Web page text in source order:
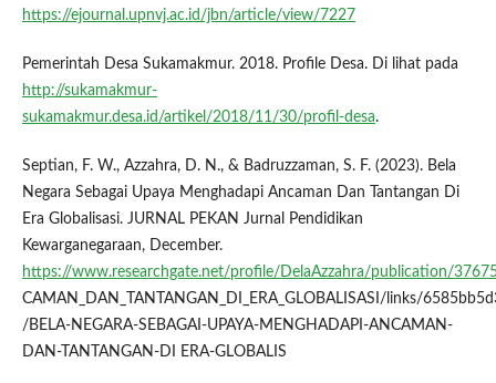
https://ejournal.upnvj.ac.id/jbn/article/view/7227
Pemerintah Desa Sukamakmur. 2018. Profile Desa. Di lihat pada
http://sukamakmur-
sukamakmur.desa.id/artikel/2018/11/30/profil-desa.
Septian, F. W., Azzahra, D. N., & Badruzzaman, S. F. (2023). Bela
Negara Sebagai Upaya Menghadapi Ancaman Dan Tantangan Di
Era Globalisasi. JURNAL PEKAN Jurnal Pendidikan
Kewarganegaraan, December.
https://www.researchgate.net/profile/DelaAzzahra/publication/
CAMAN_DAN_TANTANGAN_DI_ERA_GLOBALISASI/links/
/BELA-NEGARA-SEBAGAI-UPAYA-MENGHADAPI-ANCAMAN-
DAN-TANTANGAN-DI ERA-GLOBALIS